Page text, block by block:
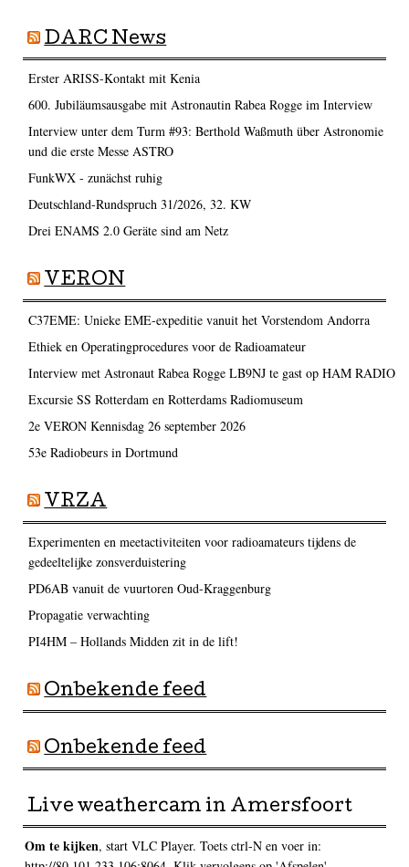
DARC News
Erster ARISS-Kontakt mit Kenia
600. Jubiläumsausgabe mit Astronautin Rabea Rogge im Interview
Interview unter dem Turm #93: Berthold Waßmuth über Astronomie
und die erste Messe ASTRO
FunkWX - zunächst ruhig
Deutschland-Rundspruch 31/2026, 32. KW
Drei ENAMS 2.0 Geräte sind am Netz
VERON
C37EME: Unieke EME-expeditie vanuit het Vorstendom Andorra
Ethiek en Operatingprocedures voor de Radioamateur
Interview met Astronaut Rabea Rogge LB9NJ te gast op HAM RADIO
Excursie SS Rotterdam en Rotterdams Radiomuseum
2e VERON Kennisdag 26 september 2026
53e Radiobeurs in Dortmund
VRZA
Experimenten en meetactiviteiten voor radioamateurs tijdens de
gedeeltelijke zonsverduistering
PD6AB vanuit de vuurtoren Oud-Kraggenburg
Propagatie verwachting
PI4HM – Hollands Midden zit in de lift!
Onbekende feed
Onbekende feed
Live weathercam in Amersfoort
Om te kijken, start VLC Player. Toets ctrl-N en voer in: